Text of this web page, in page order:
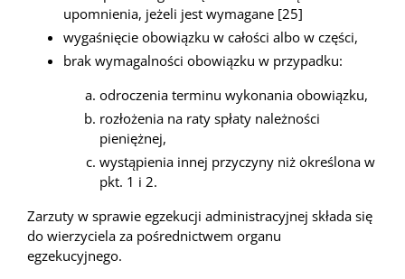
upomnienia, jeżeli jest wymagane [25]
wygaśnięcie obowiązku w całości albo w części,
brak wymagalności obowiązku w przypadku:
odroczenia terminu wykonania obowiązku,
rozłożenia na raty spłaty należności
pieniężnej,
wystąpienia innej przyczyny niż określona w
pkt. 1 i 2.
Zarzuty w sprawie egzekucji administracyjnej składa się
do wierzyciela za pośrednictwem organu
egzekucyjnego.